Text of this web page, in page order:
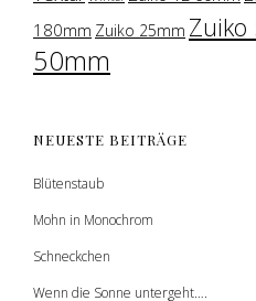
180mm Zuiko 25mm Zuiko
50mm
NEUESTE BEITRÄGE
Blütenstaub
Mohn in Monochrom
Schneckchen
Wenn die Sonne untergeht….